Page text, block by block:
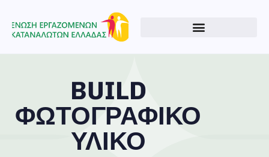
BUILD
ΦΩΤΟΓΡΑΦΙΚΟ
ΥΛΙΚΟ